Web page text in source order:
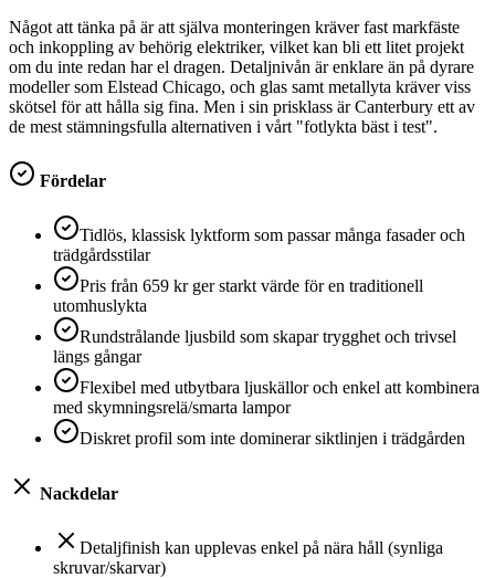
Något att tänka på är att själva monteringen kräver fast markfäste
och inkoppling av behörig elektriker, vilket kan bli ett litet projekt
om du inte redan har el dragen. Detaljnivån är enklare än på dyrare
modeller som Elstead Chicago, och glas samt metallyta kräver viss
skötsel för att hålla sig fina. Men i sin prisklass är Canterbury ett av
de mest stämningsfulla alternativen i vårt "fotlykta bäst i test".
Fördelar
Tidlös, klassisk lyktform som passar många fasader och
trädgårdsstilar
Pris från 659 kr ger starkt värde för en traditionell
utomhuslykta
Rundstrålande ljusbild som skapar trygghet och trivsel
längs gångar
Flexibel med utbytbara ljuskällor och enkel att kombinera
med skymningsrelä/smarta lampor
Diskret profil som inte dominerar siktlinjen i trädgården
Nackdelar
Detaljfinish kan upplevas enkel på nära håll (synliga
skruvar/skarvar)